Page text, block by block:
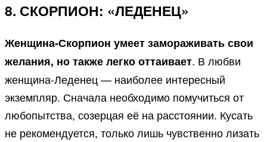
8. СКОРПИОН: «ЛЕДЕНЕЦ»
Женщина-Скорпион умеет замораживать свои
желания, но также легко оттаивает. В любви
женщина-Леденец — наиболее интересный
экземпляр. Сначала необходимо помучиться от
любопытства, созерцая её на расстоянии. Кусать
не рекомендуется, только лишь чувственно лизать